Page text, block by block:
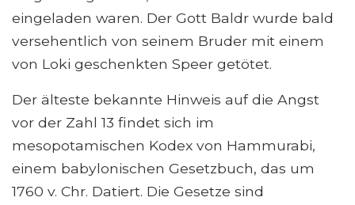
eingeladen waren. Der Gott Baldr wurde bald
versehentlich von seinem Bruder mit einem
von Loki geschenkten Speer getötet.
Der älteste bekannte Hinweis auf die Angst
vor der Zahl 13 findet sich im
mesopotamischen Kodex von Hammurabi,
einem babylonischen Gesetzbuch, das um
1760 v. Chr. Datiert. Die Gesetze sind